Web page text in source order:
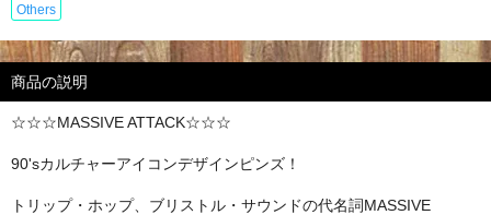
Others
商品の説明
☆☆☆MASSIVE ATTACK☆☆☆
90'sカルチャーアイコンデザインピンズ！
トリップ・ホップ、ブリストル・サウンドの代名詞MASSIVE